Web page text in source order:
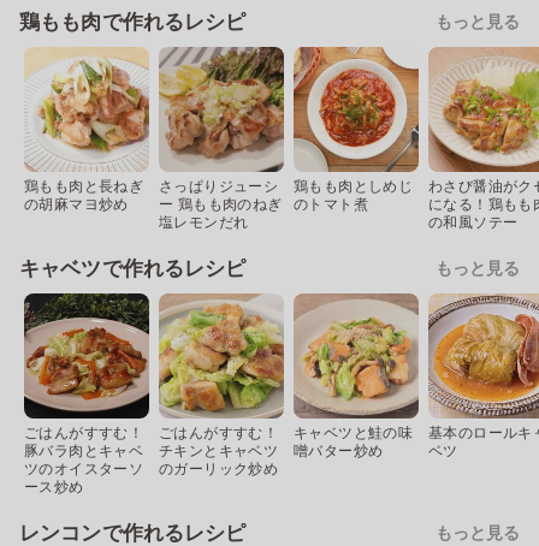
鶏もも肉で作れるレシピ もっと見る
鶏もも肉と長ねぎ
の胡麻マヨ炒め
さっぱりジューシ
ー 鶏もも肉のねぎ
塩レモンだれ
鶏もも肉としめじ
のトマト煮
わさび醤油がク
になる！鶏もも
の和風ソテー
キャベツで作れるレシピ もっと見る
ごはんがすすむ！
豚バラ肉とキャベ
ツのオイスターソ
ース炒め
ごはんがすすむ！
チキンとキャベツ
のガーリック炒め
キャベツと鮭の味
噌バター炒め
基本のロールキ
ベツ
レンコンで作れるレシピ もっと見る